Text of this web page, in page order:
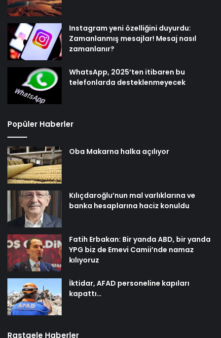
Instagram yeni özelliğini duyurdu:
Zamanlanmış mesajlar! Mesaj nasıl
zamanlanır?
WhatsApp, 2025’ten itibaren bu
telefonlarda desteklenmeyecek
Popüler Haberler
Oba Makarna halka açılıyor
Kılıçdaroğlu’nun mal varlıklarına ve
banka hesaplarına haciz konuldu
Fatih Erbakan: Bir yanda ABD, bir yanda
YPG biz de Emevi Camii’nde namaz
kılıyoruz
İktidar, AFAD personeline kapıları
kapattı…
Rastgele Haberler